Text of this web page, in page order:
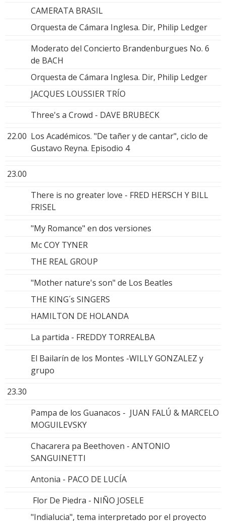
CAMERATA BRASIL
Orquesta de Cámara Inglesa. Dir, Philip Ledger
Moderato del Concierto Brandenburgues No. 6
de BACH
Orquesta de Cámara Inglesa. Dir, Philip Ledger
JACQUES LOUSSIER TRÍO
Three's a Crowd - DAVE BRUBECK
22.00 Los Académicos. "De tañer y de cantar", ciclo de
Gustavo Reyna. Episodio 4
23.00
There is no greater love - FRED HERSCH Y BILL
FRISEL
"My Romance" en dos versiones
Mc COY TYNER
THE REAL GROUP
"Mother nature's son" de Los Beatles
THE KING´s SINGERS
HAMILTON DE HOLANDA
La partida - FREDDY TORREALBA
El Bailarín de los Montes -WILLY GONZALEZ y
grupo
23.30
Pampa de los Guanacos - JUAN FALÚ & MARCELO
MOGUILEVSKY
Chacarera pa Beethoven - ANTONIO
SANGUINETTI
Antonia - PACO DE LUCÍA
Flor De Piedra - NIÑO JOSELE
"Indialucia", tema interpretado por el proyecto